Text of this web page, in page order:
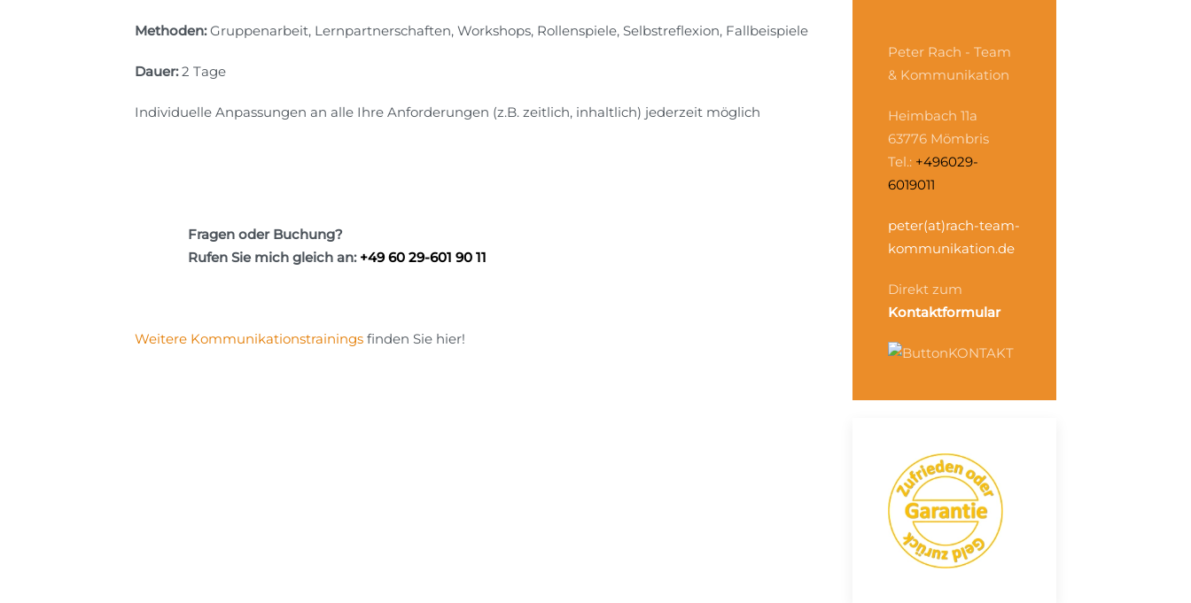
Methoden:Gruppenarbeit, Lernpartnerschaften, Workshops, Rollenspiele, Selbstreflexion, Fallbeispiele
Dauer:2 Tage
Individuelle Anpassungen an alle Ihre Anforderungen (z.B. zeitlich, inhaltlich) jederzeit möglich
Fragen oder Buchung?
Rufen Sie mich gleich an: +49 60 29-601 90 11
Weitere Kommunikationstrainings finden Sie hier!
Peter Rach - Team
& Kommunikation
Heimbach 11a
63776 Mömbris
Tel.: +496029-
6019011
peter(at)rach-team-
kommunikation.de
Direkt zum
Kontaktformular